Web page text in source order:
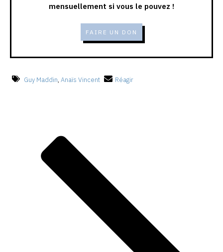
mensuellement si vous le pouvez !
FAIRE UN DON
Guy Maddin, Anaïs Vincent Réagir